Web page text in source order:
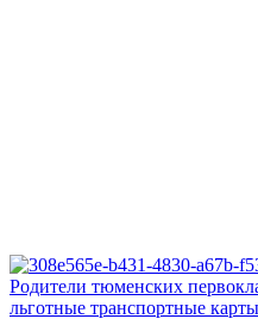
Родители тюменских
льготные транспортные